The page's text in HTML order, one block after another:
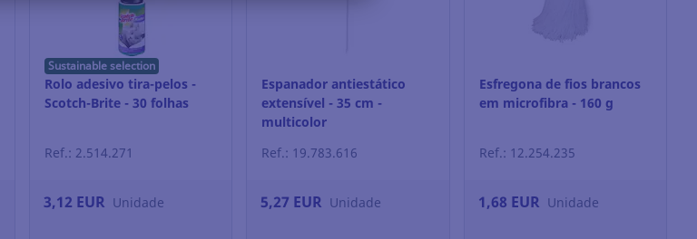
Sustainable selection
Rolo adesivo tira-pelos -
Scotch-Brite - 30 folhas
Ref.: 2.514.271
3,12 EUR Unidade
Espanador antiestático
extensível - 35 cm -
multicolor
Ref.: 19.783.616
5,27 EUR Unidade
Esfregona de fios brancos
em microfibra - 160 g
Ref.: 12.254.235
1,68 EUR Unidade